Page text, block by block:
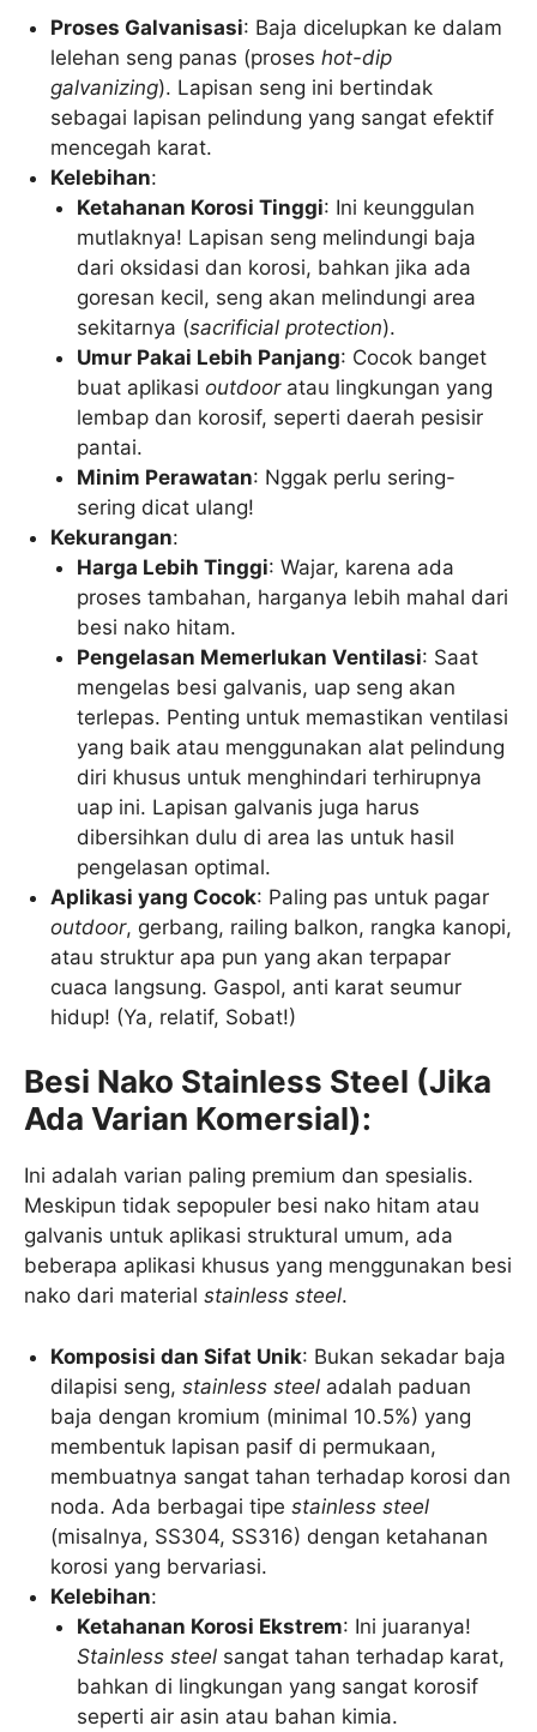
Proses Galvanisasi: Baja dicelupkan ke dalam
lelehan seng panas (proseshot-dip
galvanizing). Lapisan seng ini bertindak
sebagai lapisan pelindung yang sangat efektif
mencegah karat.
Kelebihan:
Ketahanan Korosi Tinggi: Ini keunggulan
mutlaknya! Lapisan seng melindungi baja
dari oksidasi dan korosi, bahkan jika ada
goresan kecil, seng akan melindungi area
sekitarnya (sacrificial protection).
Umur Pakai Lebih Panjang: Cocok banget
buat aplikasioutdooratau lingkungan yang
lembap dan korosif, seperti daerah pesisir
pantai.
Minim Perawatan: Nggak perlu sering-
sering dicat ulang!
Kekurangan:
Harga Lebih Tinggi: Wajar, karena ada
proses tambahan, harganya lebih mahal dari
besi nako hitam.
Pengelasan Memerlukan Ventilasi: Saat
mengelas besi galvanis, uap seng akan
terlepas. Penting untuk memastikan ventilasi
yang baik atau menggunakan alat pelindung
diri khusus untuk menghindari terhirupnya
uap ini. Lapisan galvanis juga harus
dibersihkan dulu di area las untuk hasil
pengelasan optimal.
Aplikasi yang Cocok: Paling pas untuk pagar
outdoor, gerbang, railing balkon, rangka kanopi,
atau struktur apa pun yang akan terpapar
cuaca langsung. Gaspol, anti karat seumur
hidup! (Ya, relatif, Sobat!)
Besi Nako Stainless Steel (Jika
Ada Varian Komersial):
Ini adalah varian paling premium dan spesialis.
Meskipun tidak sepopuler besi nako hitam atau
galvanis untuk aplikasi struktural umum, ada
beberapa aplikasi khusus yang menggunakan besi
nako dari material stainless steel.
Komposisi dan Sifat Unik: Bukan sekadar baja
dilapisi seng,stainless steel adalah paduan
baja dengan kromium (minimal 10.5%) yang
membentuk lapisan pasif di permukaan,
membuatnya sangat tahan terhadap korosi dan
noda. Ada berbagai tipestainless steel
(misalnya, SS304, SS316) dengan ketahanan
korosi yang bervariasi.
Kelebihan:
Ketahanan Korosi Ekstrem: Ini juaranya!
Stainless steel sangat tahan terhadap karat,
bahkan di lingkungan yang sangat korosif
seperti air asin atau bahan kimia.